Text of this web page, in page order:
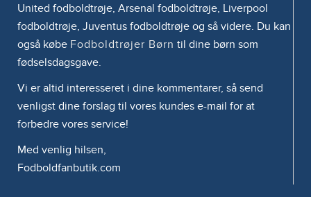
United fodboldtrøje, Arsenal fodboldtrøje, Liverpool
fodboldtrøje, Juventus fodboldtrøje og så videre. Du kan
også købe Fodboldtrøjer Børn til dine børn som
fødselsdagsgave.
Vi er altid interesseret i dine kommentarer, så send
venligst dine forslag til vores kundes e-mail for at
forbedre vores service!
Med venlig hilsen,
Fodboldfanbutik.com